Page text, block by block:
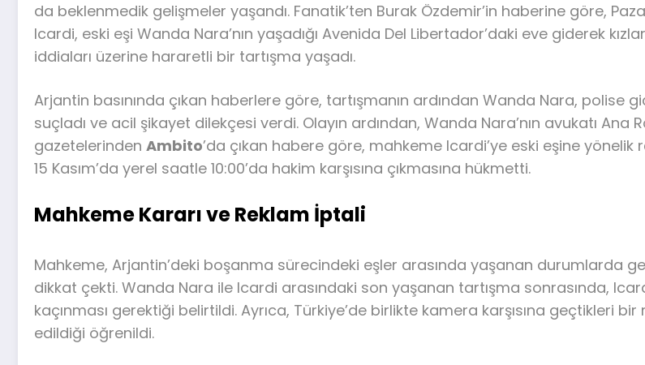
da beklenmedik gelişmeler yaşandı. Fanatik’ten Burak Özdemir’in haberine göre,
Icardi, eski eşi Wanda Nara’nın yaşadığı Avenida Del Libertador’daki eve giderek
iddiaları üzerine hararetli bir tartışma yaşadı.
Arjantin basınında çıkan haberlere göre, tartışmanın ardından Wanda Nara, polise
suçladı ve acil şikayet dilekçesi verdi. Olayın ardından, Wanda Nara’nın avukatı
gazetelerinden Ambito’da çıkan habere göre, mahkeme Icardi’ye eski eşine
15 Kasım’da yerel saatle 10:00’da hakim karşısına çıkmasına hükmetti.
Mahkeme Kararı ve Reklam İptali
Mahkeme, Arjantin’deki boşanma sürecindeki eşler arasında yaşanan durumlarda
dikkat çekti. Wanda Nara ile Icardi arasındaki son yaşanan tartışma sonrasında,
kaçınması gerektiği belirtildi. Ayrıca, Türkiye’de birlikte kamera karşısına geçtikleri
edildiği öğrenildi.